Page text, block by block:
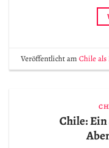
Veröffentlicht amChile als
Chile: